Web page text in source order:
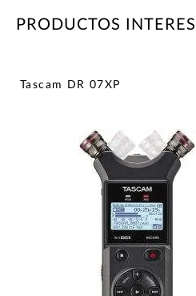
PRODUCTOS
Tascam DR 07XP